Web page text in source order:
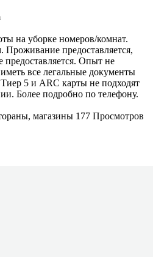
на уборке номеров/комнат.
Проживание предоставляется,
предоставляется. Опыт не
все легальные документы
5 и ARC карты не подходят
Более подробно по телефону.
магазины 177 Просмотров